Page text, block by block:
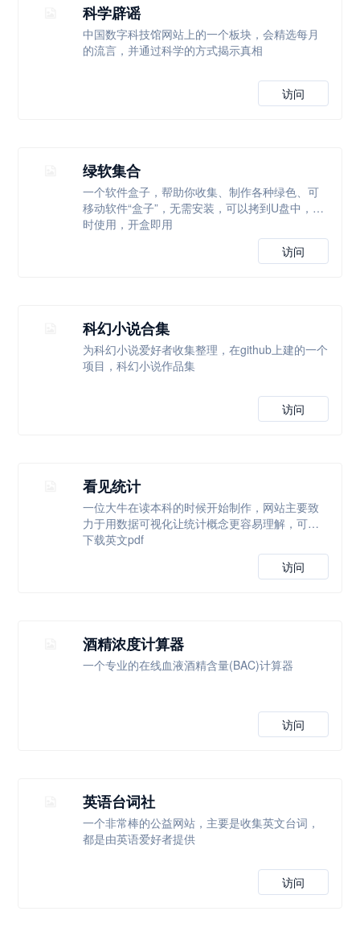
科学辟谣
中国数字科技馆网站上的一个板块，会精选每月
的流言，并通过科学的方式揭示真相
访问
绿软集合
一个软件盒子，帮助你收集、制作各种绿色、可
移动软件“盒子”，无需安装，可以拷到U盘中，随
时使用，开盒即用
访问
科幻小说合集
为科幻小说爱好者收集整理，在github上建的一个
项目，科幻小说作品集
访问
看见统计
一位大牛在读本科的时候开始制作，网站主要致
力于用数据可视化让统计概念更容易理解，可以
下载英文pdf
访问
酒精浓度计算器
一个专业的在线血液酒精含量(BAC)计算器
访问
英语台词社
一个非常棒的公益网站，主要是收集英文台词，
都是由英语爱好者提供
访问